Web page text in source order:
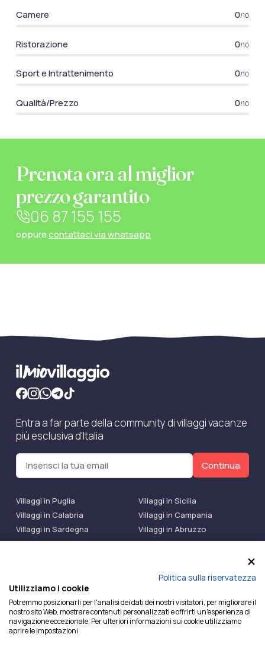
Camere 0/10
Ristorazione 0/10
Sport e Intrattenimento 0/10
Qualità/Prezzo 0/10
Prenota ora al miglior
prezzo garantito
06 87 155 155
oppurecontattaci via whatsapp
Entra a far parte della community di villaggi vacanze
più esclusiva d'Italia
Continua
Villaggi in Puglia
Villaggi in Sicilia
Villaggi in Calabria
Villaggi in Campania
Villaggi in Sardegna
Villaggi in Abruzzo
Villaggi Bluserena
Villaggi TH Resort
Ilmiovillaggio è un marchio di Ekiwi S.r.l.
Licenza Agenzia Viaggi e Turismo n° 2015/0133251 del
26/02/2015 e coperta da RC per Agenzia di Viaggi n°
OX00081147 REVO Specialty LiabilityXTravel Agencies.
Politica sulla riservatezza
Utilizziamo i cookie
Potremmo posizionarli per l'analisi dei dati dei nostri visitatori, per migliorare il
nostro sito Web, mostrare contenuti personalizzati e offrirti un'esperienza di
navigazione eccezionale. Per ulteriori informazioni sui cookie utilizziamo
aprire le impostazioni.